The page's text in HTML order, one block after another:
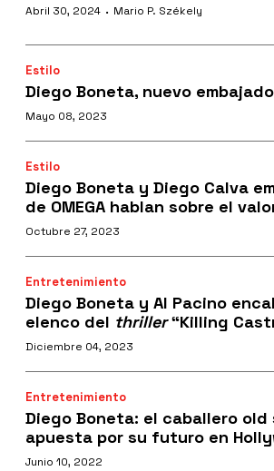
Abril 30, 2024 · Mario P. Székely
Estilo
Diego Boneta, nuevo
Mayo 08, 2023
Estilo
Diego Boneta y Diego Calva
de OMEGA hablan sobre el
Octubre 27, 2023
Entretenimiento
Diego Boneta y Al Pacino
elenco del thriller“Killing
Diciembre 04, 2023
Entretenimiento
Diego Boneta: el caballero old
apuesta por su futuro en
Junio 10, 2022